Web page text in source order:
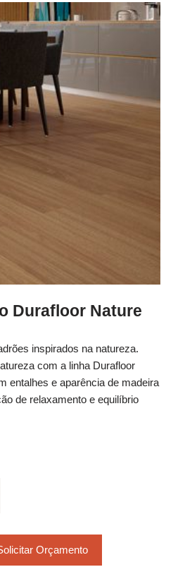
Durafloor Nature
inspirados na natureza.
com a linha Durafloor
entalhes e aparência de madeira
de relaxamento e equilíbrio
Orçamento